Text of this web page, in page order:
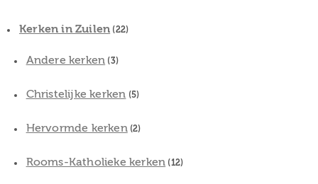
Kerken in Zuilen (22)
Andere kerken (3)
Christelijke kerken (5)
Hervormde kerken(2)
Rooms-Katholieke kerken (12)